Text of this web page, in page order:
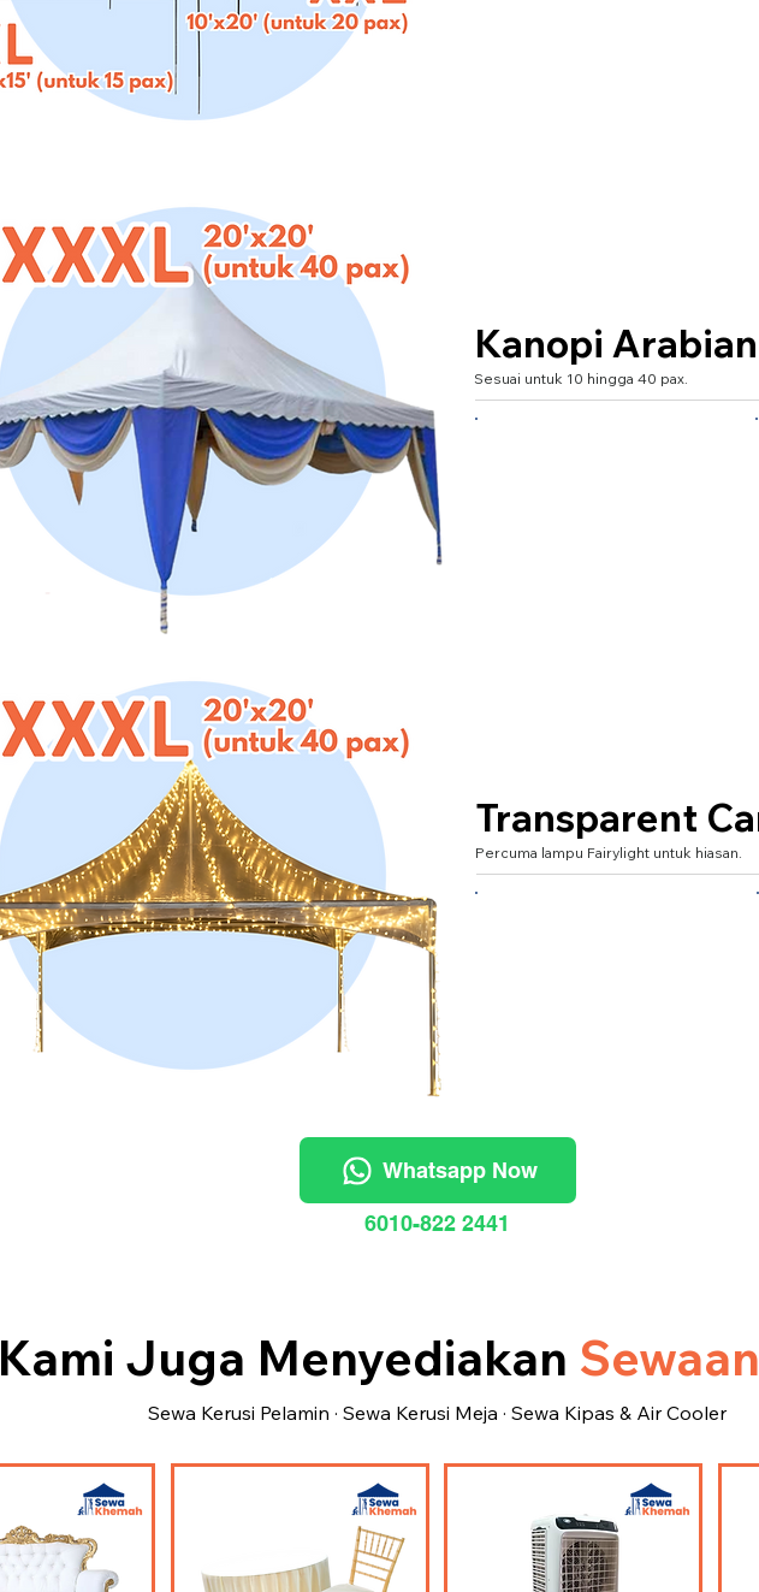
Kanopi Arabian
Sesuai untuk 10 hingga 40 pax.
Transparent
Percuma lampu Fairylight untuk hiasan.
Whatsapp Now
6010-822 2441
Kami Juga Menyediakan
Sewa Kerusi Pelamin · Sewa Kerusi Meja · Sewa Kipas & Air Cooler